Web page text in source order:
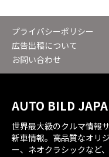
プライバシーポリシー
広告出稿について
お問い合わせ
AUTO BILD
世界最大級のクルマ情報
新車情報。高品質なオリ
ー、ネオクラシックなど